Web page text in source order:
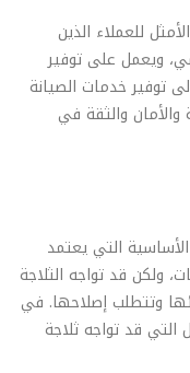
للعملاء الذين
ويعمل على توفير
توفير خدمات الصيانة
والثقة في
التي يعتمد
ولكن قد تواجه الثلاجة
وتتطلب إصلاحها. في
قد تواجه ثلاجة